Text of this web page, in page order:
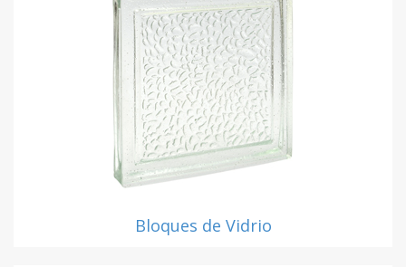
Bloques de Vidrio